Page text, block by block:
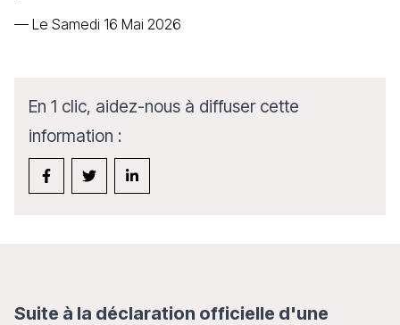
— Le Samedi 16 Mai 2026
En 1 clic, aidez-nous à diffuser cette
information :
Suite à la déclaration officielle d'une